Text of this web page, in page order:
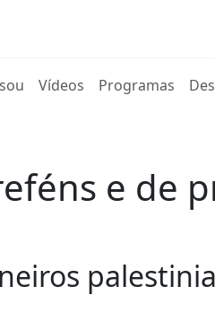
Vídeos Programas
e de